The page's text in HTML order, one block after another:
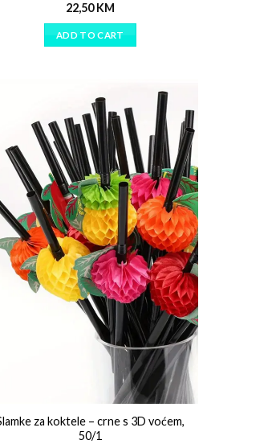
22,50KM
ADD TO CART
za koktele – crne s 3D voćem,
50/1